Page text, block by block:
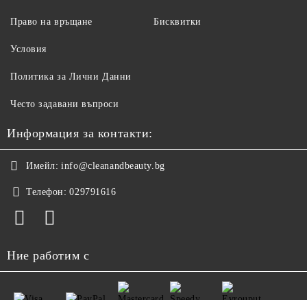
Право на връщане
Условия
Политика за Лични Данни
Често задавани въпроси
Бисквитки
Информация за контакти:
Имейл: info@cleanandbeauty.bg
Телефон: 029791616
Ние работим с